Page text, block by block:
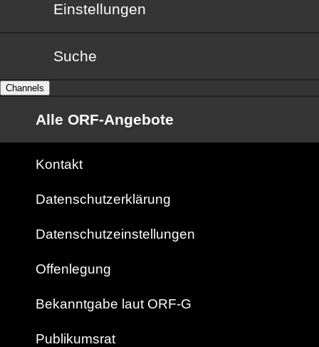
Einstellungen
Suche
Channels
Alle ORF-Angebote
Kontakt
Datenschutzerklärung
Datenschutzeinstellungen
Offenlegung
Bekanntgabe laut ORF-G
Publikumsrat